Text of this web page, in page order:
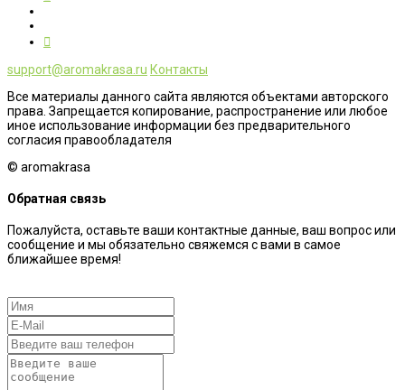
support@aromakrasa.ru Контакты
Все материалы данного сайта являются объектами авторского
права. Запрещается копирование, распространение или любое
иное использование информации без предварительного
согласия правообладателя
© aromakrasa
Обратная связь
Пожалуйста, оставьте ваши контактные данные, ваш вопрос или
сообщение и мы обязательно свяжемся с вами в самое
ближайшее время!